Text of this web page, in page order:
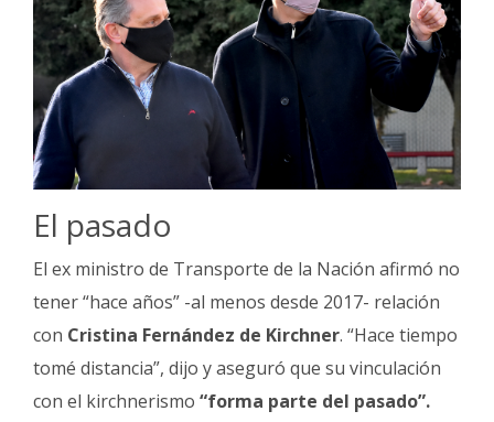
El pasado
El ex ministro de Transporte de la Nación afirmó no
tener “hace años” -al menos desde 2017- relación
con Cristina Fernández de Kirchner. “Hace tiempo
tomé distancia”, dijo y aseguró que su vinculación
con el kirchnerismo “forma parte del pasado”.